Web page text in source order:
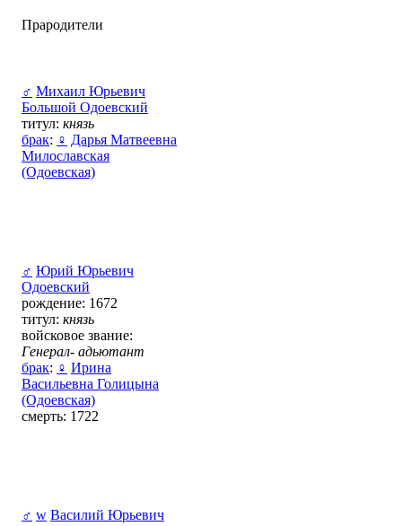
Прародители
♂ Михаил Юрьевич
Большой Одоевский
титул: князь
брак: ♀ Дарья Матвеевна
Милославская
(Одоевская)
♂ Юрий Юрьевич
Одоевский
рождение: 1672
титул: князь
войсковое звание:
Генерал- адьютант
брак: ♀ Ирина
Васильевна Голицына
(Одоевская)
смерть: 1722
♂ w Василий Юрьевич